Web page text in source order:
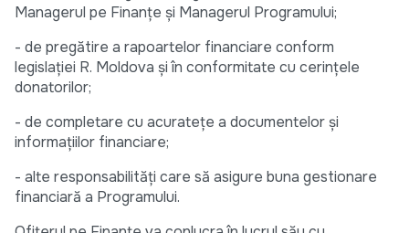
Managerul pe Finanțe și Managerul Programului;
- de pregătire a rapoartelor financiare conform
legislației R. Moldova și în conformitate cu cerințele
donatorilor;
- de completare cu acuratețe a documentelor și
informațiilor financiare;
- alte responsabilități care să asigure buna gestionare
financiară a Programului.